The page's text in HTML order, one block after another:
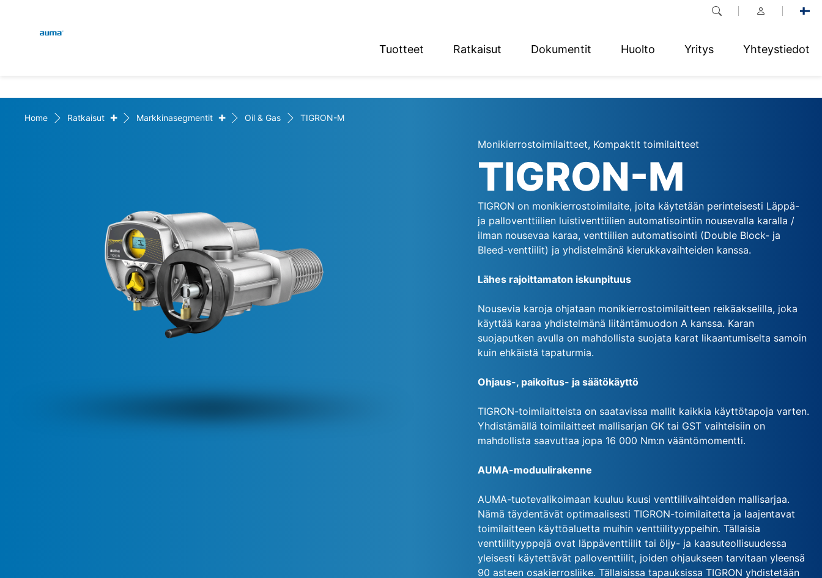
Tuotteet Ratkaisut Dokumentit Huolto Yritys Yhteystiedot
Eurooppa
Pohjois-Amerikka
Deutsch
Home Ratkaisut + Markkinasegmentit + Oil & Gas TIGRON-M
Monikierrostoimilaitteet, Kompaktit toimilaitteet
TIGRON-M
TIGRON on monikierrostoimilaite, joita käytetään perinteisesti Läppä-
ja palloventtiilien luistiventtiilien automatisointiin nousevalla karalla /
ilman nousevaa karaa, venttiilien automatisointi (Double Block- ja
Bleed-venttiilit) ja yhdistelmänä kierukkavaihteiden kanssa.
Lähes rajoittamaton iskunpituus
Nousevia karoja ohjataan monikierrostoimilaitteen reikäakselilla, joka
käyttää karaa yhdistelmänä liitäntämuodon A kanssa. Karan
suojaputken avulla on mahdollista suojata karat likaantumiselta samoin
kuin ehkäistä tapaturmia.
Ohjaus-, paikoitus- ja säätökäyttö
TIGRON-toimilaitteista on saatavissa mallit kaikkia käyttötapoja varten.
Yhdistämällä toimilaitteet mallisarjan GK tai GST vaihteisiin on
mahdollista saavuttaa jopa 16 000 Nm:n vääntömomentti.
AUMA-moduulirakenne
AUMA-tuotevalikoimaan kuuluu kuusi venttiilivaihteiden mallisarjaa.
Nämä täydentävät optimaalisesti TIGRON-toimilaitetta ja laajentavat
toimilaitteen käyttöaluetta muihin venttiilityyppeihin. Tällaisia
venttiilityyppejä ovat läppäventtiilit tai öljy- ja kaasuteollisuudessa
yleisesti käytettävät palloventtiilit, joiden ohjaukseen tarvitaan yleensä
90 asteen osakierrosliike. Tällaisissa tapauksissa TIGRON yhdistetään